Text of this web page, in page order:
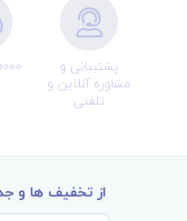
پشتیبانی و
مشاوره آنلاین و
تلفنی
از تخفیف ها و